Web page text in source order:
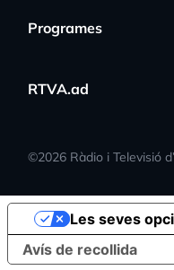
Programes
RTVA.ad
©2026 Ràdio i Televisió
Avís de recollida
Les seves